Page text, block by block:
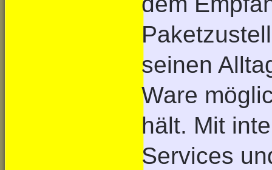
seinen
Ware
hält. Mit
Services